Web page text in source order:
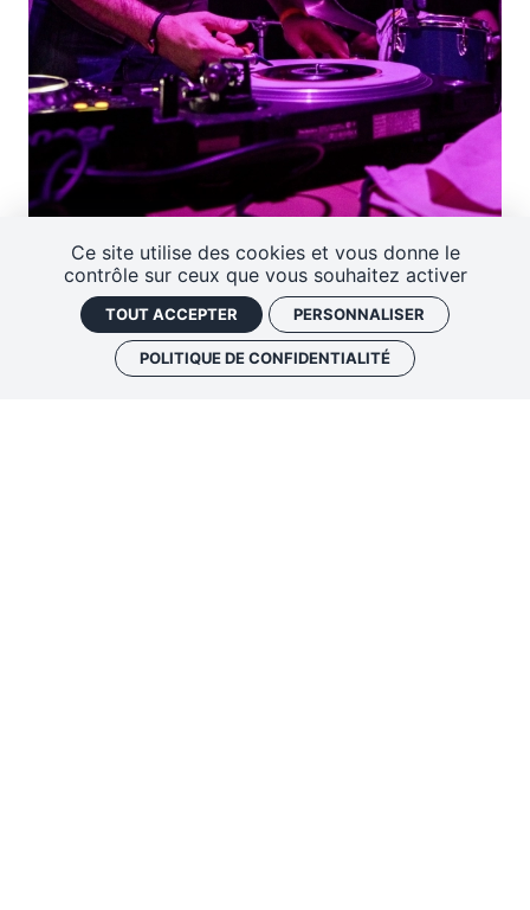
Ce site utilise des cookies et vous donne le
contrôle sur ceux que vous souhaitez activer
TOUT ACCEPTER PERSONNALISER
POLITIQUE DE CONFIDENTIALITÉ
Passe ta playlist on radio